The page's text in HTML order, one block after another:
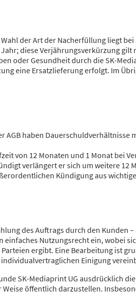
der Art der Nacherfüllung liegt bei
diese Verjährungsverkürzung gilt
oder Gesundheit durch die SK-
eine Ersatzlieferung erfolgt. Im
haben Dauerschuldverhältnisse
von 12 Monaten und 1 Monat bei
verlängert er sich um weitere 12
Kündigung aus
des Auftrags durch den Kunden
Nutzungsrecht ein, wobei
ergibt. Eine Bearbeitung ist
Einigung
SK-Mediaprint UG ausdrücklich
öffentlich darzustellen.